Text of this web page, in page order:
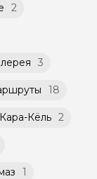
2
3
18
Кёль 2
1